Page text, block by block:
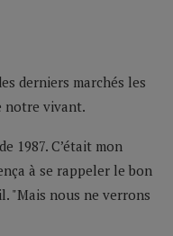
derniers marchés les
notre vivant.
1987. C’était mon
à se rappeler le bon
"Mais nous ne verrons